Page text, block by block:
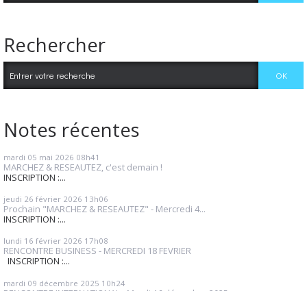
Rechercher
Notes récentes
mardi 05 mai 2026 08h41
MARCHEZ & RESEAUTEZ, c'est demain !
INSCRIPTION :...
jeudi 26 février 2026 13h06
Prochain "MARCHEZ & RESEAUTEZ" - Mercredi 4...
INSCRIPTION :...
lundi 16 février 2026 17h08
RENCONTRE BUSINESS - MERCREDI 18 FEVRIER
INSCRIPTION :...
mardi 09 décembre 2025 10h24